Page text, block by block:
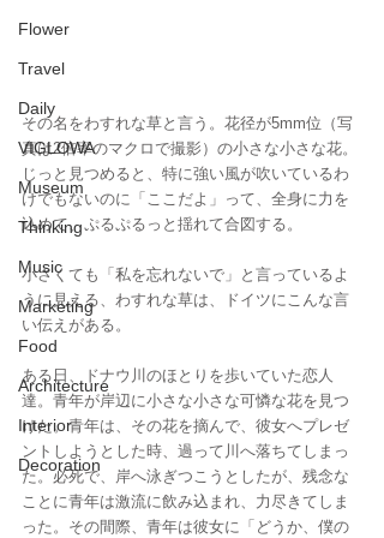
Flower
Travel
Daily
VIGLOWA
Museum
Thinking
Music
Marketing
Food
Architecture
Interior
Decoration
その名をわすれな草と言う。花径が5mm位（写
真は2倍率のマクロで撮影）の小さな小さな花。
じっと見つめると、特に強い風が吹いているわ
けでもないのに「ここだよ」って、全身に力を
込めて、ぷるぷるっと揺れて合図する。
小さくても「私を忘れないで」と言っているよ
うに見える、わすれな草は、ドイツにこんな言
い伝えがある。
ある日、ドナウ川のほとりを歩いていた恋人
達。青年が岸辺に小さな小さな可憐な花を見つ
けた。青年は、その花を摘んで、彼女へプレゼ
ントしようとした時、過って川へ落ちてしまっ
た。必死で、岸へ泳ぎつこうとしたが、残念な
ことに青年は激流に飲み込まれ、力尽きてしま
った。その間際、青年は彼女に「どうか、僕の